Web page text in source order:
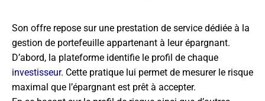
Son offre repose sur une prestation de service dédiée à la
gestion de portefeuille appartenant à leur épargnant.
D’abord, la plateforme identifie le profil de chaque
investisseur. Cette pratique lui permet de mesurer le risque
maximal que l’épargnant est prêt à accepter.